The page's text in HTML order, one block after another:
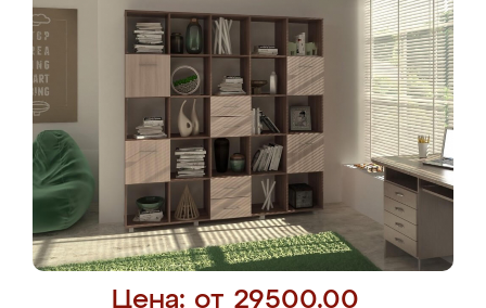
Цена: от 29500.00